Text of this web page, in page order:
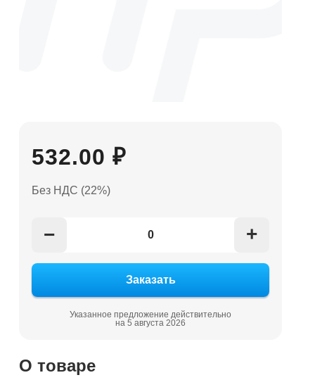
532.00 ₽
Без НДС (22%)
− +
Указанное предложение действительно
на 5 августа 2026
О товаре